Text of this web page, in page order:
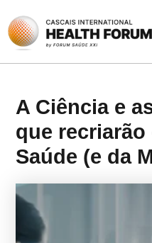
content
A Ciência e
que
Saúde (e da